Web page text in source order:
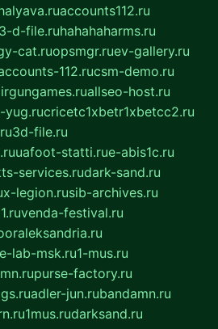
accounts112.ru
3-d-file.ruhahahaharms.ru
cat.ruopsmgr.ruev-gallery.ru
112.rucsm-demo.ru
allseo-host.ru
yug.rucricetc1xbetr1xbetcc2.ru
3d-file.ru
uafoot-statti.rue-abis1c.ru
services.rudark-sand.ru
x-legion.rusib-archives.ru
venda-festival.ru
lab-msk.ru1-mus.ru
purse-factory.ru
adler-jun.rubandamn.ru
1mus.rudarksand.ru